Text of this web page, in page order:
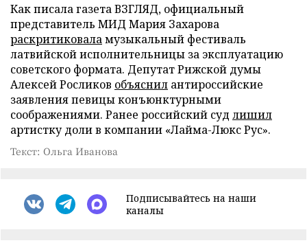
Как писала газета ВЗГЛЯД, официальный
представитель МИД Мария Захарова
раскритиковаламузыкальный фестиваль
латвийской исполнительницы за эксплуатацию
советского формата. Депутат Рижской думы
Алексей Росликов объяснил антироссийские
заявления певицы конъюнктурными
соображениями. Ранее российский суд лишил
артистку доли в компании «Лайма-Люкс Рус».
Текст: Ольга Иванова
Подписывайтесь на наши
каналы